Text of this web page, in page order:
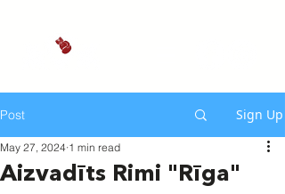
Post Sign Up
Aizvadīts Rimi "Rīga"
May 27, 2024 1 min read